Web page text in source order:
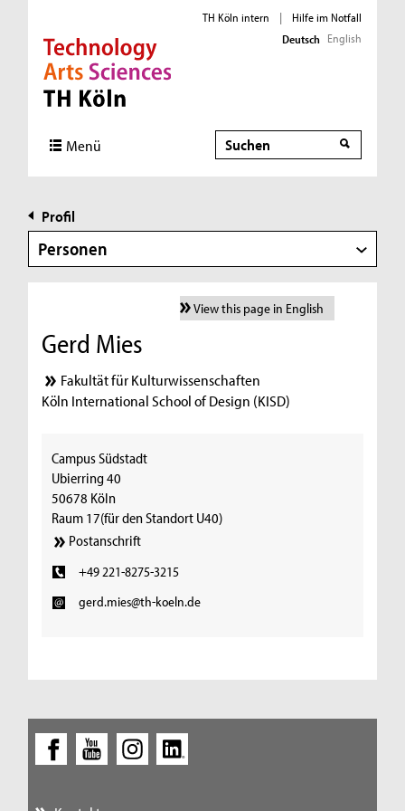
Direkt zur Hauptnavigation
Direkt zur Subnavigation
Direkt zum Inhalt
Direkt zum Fußbereich
TH Köln intern |
Hilfe im Notfall
Deutsch English
Menü Suche
Profil
Personen
View this page in English
Gerd Mies
Fakultät für Kulturwissenschaften
Köln International School of Design (KISD)
Campus Südstadt
Ubierring 40
50678 Köln
Raum 17(für den Standort U40)
Postanschrift
+49 221-8275-3215
gerd.mies@th-koeln.de